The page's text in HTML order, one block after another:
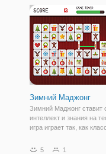
Укутаться и
Зимний Маджонг
Зимний Маджонг ставит
интеллект и знания на
игра играет так, как
получил цифровой
5 1